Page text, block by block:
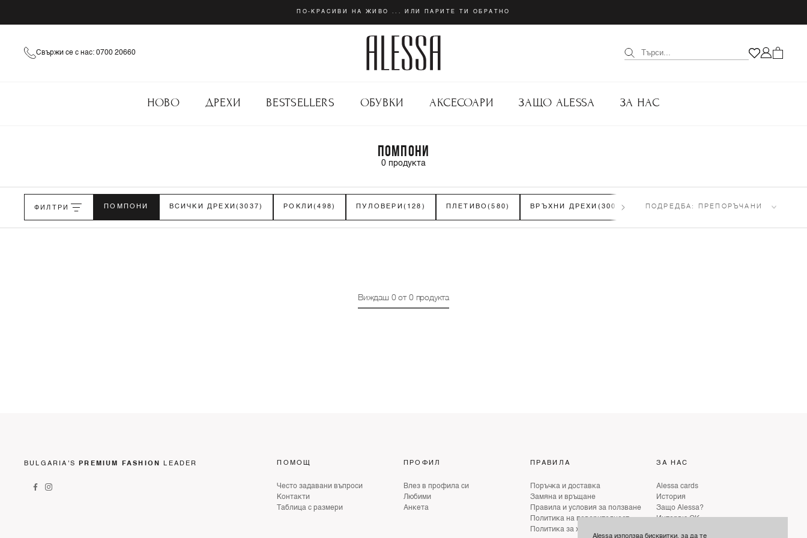
ПО-КРАСИВИ НА ЖИВО ... ИЛИ ПАРИТЕ ТИ ОБРАТНО
Свържи се с нас: 0700 20660
НОВО ДРЕХИ BESTSELLERS ОБУВКИ АКСЕСОАРИ ЗАЩО ALESSA ЗА НАС
ПОМПОНИ
0 продукта
ФИЛТРИ ПОМПОНИ ВСИЧКИ ДРЕХИ(3037) РОКЛИ(498) ПУЛОВЕРИ(128) ПЛЕТИВО(580) ВРЪХНИ ДРЕХИ (300) ПАНТАЛОНИ (433) ТОПОВЕ(609)
ПОДРЕДБА: ПРЕПОРЪЧАНИ
Виждаш 0от 0продукта
Alessa използва бисквитки, за да те
BULGARIA'S PREMIUM FASHION LEADER ПОМОЩ
Често задавани въпроси
Контакти
Таблица с размери
ПРОФИЛ
Влез в профила си
Любими
Анкета
ПРАВИЛА
Поръчка и доставка
Замяна и връщане
Правила и условия за ползване
Политика на поверителност
Политика за хуманно отношение
ЗА НАС
Alessa cards
История
Защо Alessa?
Интервю ОК